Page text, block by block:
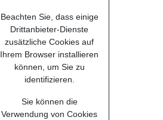
Beachten Sie, dass einige
Drittanbieter-Dienste
zusätzliche Cookies auf
Ihrem Browser installieren
können, um Sie zu
identifizieren.
Sie können die
Verwendung von Cookies